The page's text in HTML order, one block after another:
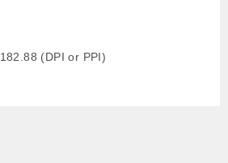
182.88 (DPI or PPI)